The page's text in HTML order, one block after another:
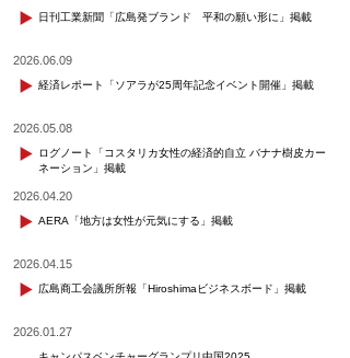
日刊工業新聞「広島発ブランド 平和の願い形に」掲載
2026.06.09
経済レポート「ソアラが25周年記念イベント開催」掲載
2026.05.08
ログノート「コスタリカ女性の経済的自立 バナナ樹皮カー
ネーション」掲載
2026.04.20
AERA「地方は女性が元気にする」掲載
2026.04.15
広島商工会議所所報「Hiroshimaビジネスボード」掲載
2026.01.27